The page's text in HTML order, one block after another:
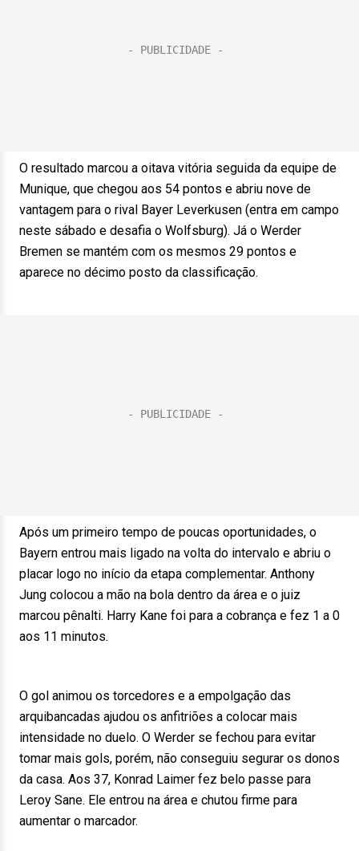
O resultado marcou a oitava vitória seguida da equipe de
Munique, que chegou aos 54 pontos e abriu nove de
vantagem para o rival Bayer Leverkusen (entra em campo
neste sábado e desafia o Wolfsburg). Já o Werder
Bremen se mantém com os mesmos 29 pontos e
aparece no décimo posto da classificação.
Após um primeiro tempo de poucas oportunidades, o
Bayern entrou mais ligado na volta do intervalo e abriu o
placar logo no início da etapa complementar. Anthony
Jung colocou a mão na bola dentro da área e o juiz
marcou pênalti. Harry Kane foi para a cobrança e fez 1 a 0
aos 11 minutos.
O gol animou os torcedores e a empolgação das
arquibancadas ajudou os anfitriões a colocar mais
intensidade no duelo. O Werder se fechou para evitar
tomar mais gols, porém, não conseguiu segurar os donos
da casa. Aos 37, Konrad Laimer fez belo passe para
Leroy Sane. Ele entrou na área e chutou firme para
aumentar o marcador.